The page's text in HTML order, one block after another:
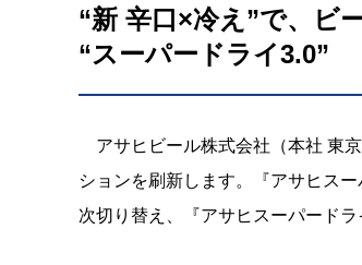
“新 辛口×冷え”で、ビ
“スーパードライ3.0”
アサヒビール株式会社（本社 東
ションを刷新します。『アサヒス
次切り替え、『アサヒスーパード